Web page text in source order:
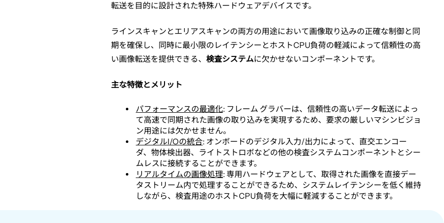
転送を目的に設計された特殊ハードウェアデバイスです。
ラインスキャンとエリアスキャンの両方の用途において画像取り込みの正確な制御と同
期を確保し、同時に最小限のレイテンシーとホストCPU負荷の軽減によって信頼性の高
い画像転送を提供できる、 検査システムに欠かせないコンポーネントです。
主な特徴とメリット
パフォーマンスの最適化: フレーム グラバーは、信頼性の高いデータ転送によっ
て高速で同期された画像の取り込みを実現するため、要求の厳しいマシンビジョ
ン用途には欠かせません。
デジタルI/Oの統合: オンボードのデジタル入力/出力によって、直交エンコー
ダ、物体検出器、ライトストロボなどの他の検査システムコンポーネントとシー
ムレスに接続することができます。
リアルタイムの画像処理: 専用ハードウェアとして、取得された画像を直接デー
タストリーム内で処理することができるため、システムレイテンシーを低く維持
しながら、検査用途のホストCPU負荷を大幅に軽減することができます。